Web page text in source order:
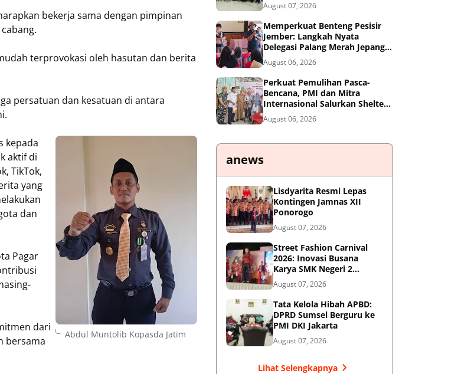
bekerja sama dengan pimpinan
terprovokasi oleh hasutan dan berita
persatuan dan kesatuan di antara
Abdul Muntolib Kopasda Jatim
kepada
aktif di
TikTok,
yang
dan
Pagar
dari
bersama
August 07, 2026
Memperkuat Benteng Pesisir
Jember: Langkah Nyata
Delegasi Palang Merah Jepang
Dampingi Relawan dan Sekolah
Tangguh Bencana
August 06, 2026
Perkuat Pemulihan Pasca-
Bencana, PMI dan Mitra
Internasional Salurkan Shelter
Toolkit untuk 1.200 Keluarga di
Aceh Utara
August 06, 2026
anews
Lisdyarita Resmi Lepas
Kontingen Jamnas XII
Ponorogo
August 07, 2026
Street Fashion Carnival
2026: Inovasi Busana
Karya SMK Negeri 2
Ponorogo
August 07, 2026
Tata Kelola Hibah APBD:
DPRD Sumsel Berguru ke
PMI DKI Jakarta
August 07, 2026
Lihat Selengkapnya